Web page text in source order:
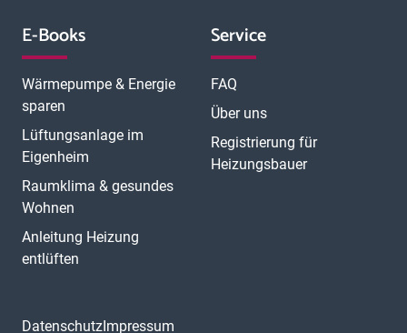
E-Books
Wärmepumpe & Energie
sparen
Lüftungsanlage im
Eigenheim
Raumklima & gesundes
Wohnen
Anleitung Heizung
entlüften
Service
FAQ
Über uns
Registrierung für
Heizungsbauer
DatenschutzImpressum